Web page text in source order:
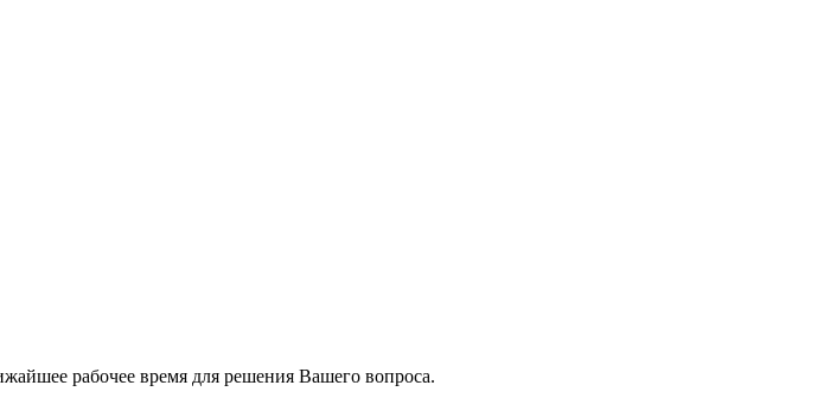
рабочее время для решения Вашего вопроса.